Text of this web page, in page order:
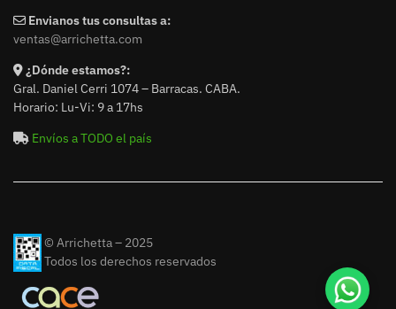
Envianos tus consultas a:
ventas@arrichetta.com
¿Dónde estamos?:
Gral. Daniel Cerri 1074 – Barracas. CABA.
Horario: Lu-Vi: 9 a 17hs
Envíos a TODO el país
© Arrichetta – 2025
Todos los derechos reservados